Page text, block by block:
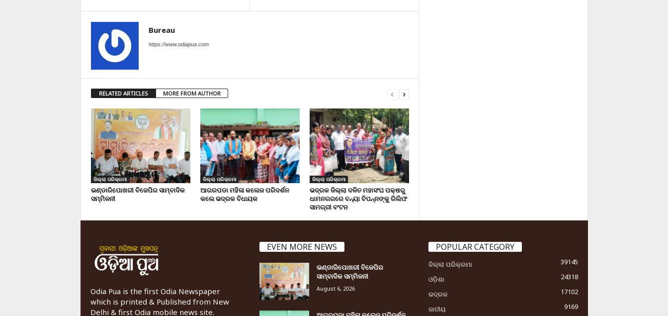
Bureau
https://www.odiapua.com
RELATED ARTICLES MORE FROM AUTHOR
ଜିଲ୍ଲା ପରିକ୍ରମା
ଭଣ୍ଡାରିପୋଖରୀ ବିଜେପିର ସାମ୍ବାଦିକ
ସମ୍ମିଳନୀ
ଜିଲ୍ଲା ପରିକ୍ରମା
ଆଗରପଡା ମହିଳା କଲେଜ ପରିଦର୍ଶନ
କଲେ ଭଦ୍ରକ ବିଧାୟକ
ଜିଲ୍ଲା ପରିକ୍ରମା
ଭଦ୍ରକ ଜିଲ୍ଲା ଦଳିତ ମହାସଂଘ ପକ୍ଷରୁ
ଧାମନଗରରେ ବନ୍ୟା ବିପନ୍ନଙ୍କୁ ରିଲିଫ
ସାମଗ୍ରୀ ବଂଟନ
Odia Pua is the first Odia Newspaper
which is printed & Published from New
Delhi & first Odia mobile news site.
EVEN MORE NEWS
ଭଣ୍ଡାରିପୋଖରୀ ବିଜେପିର
ସାମ୍ବାଦିକ ସମ୍ମିଳନୀ
August 6, 2026
POPULAR CATEGORY
ଜିଲ୍ଲା ପରିକ୍ରମା
39145
ଓଡ଼ିଶା
24318
ଭଦ୍ରକ
17102
ଜାତୀୟ
9169